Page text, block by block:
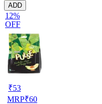
ADD
12%
OFF
₹53
MRP₹60